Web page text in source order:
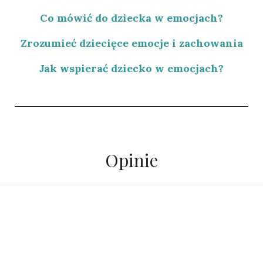
Co mówić do dziecka w emocjach?
Zrozumieć dziecięce emocje i zachowania
Jak wspierać dziecko w emocjach?
Opinie